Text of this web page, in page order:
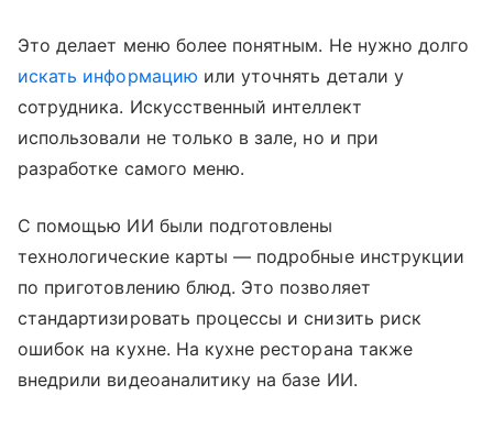
Это делает меню более понятным. Не нужно долго
искать информацию или уточнять детали у
сотрудника. Искусственный интеллект
использовали не только в зале, но и при
разработке самого меню.
С помощью ИИ были подготовлены
технологические карты — подробные инструкции
по приготовлению блюд. Это позволяет
стандартизировать процессы и снизить риск
ошибок на кухне. На кухне ресторана также
внедрили видеоаналитику на базе ИИ.